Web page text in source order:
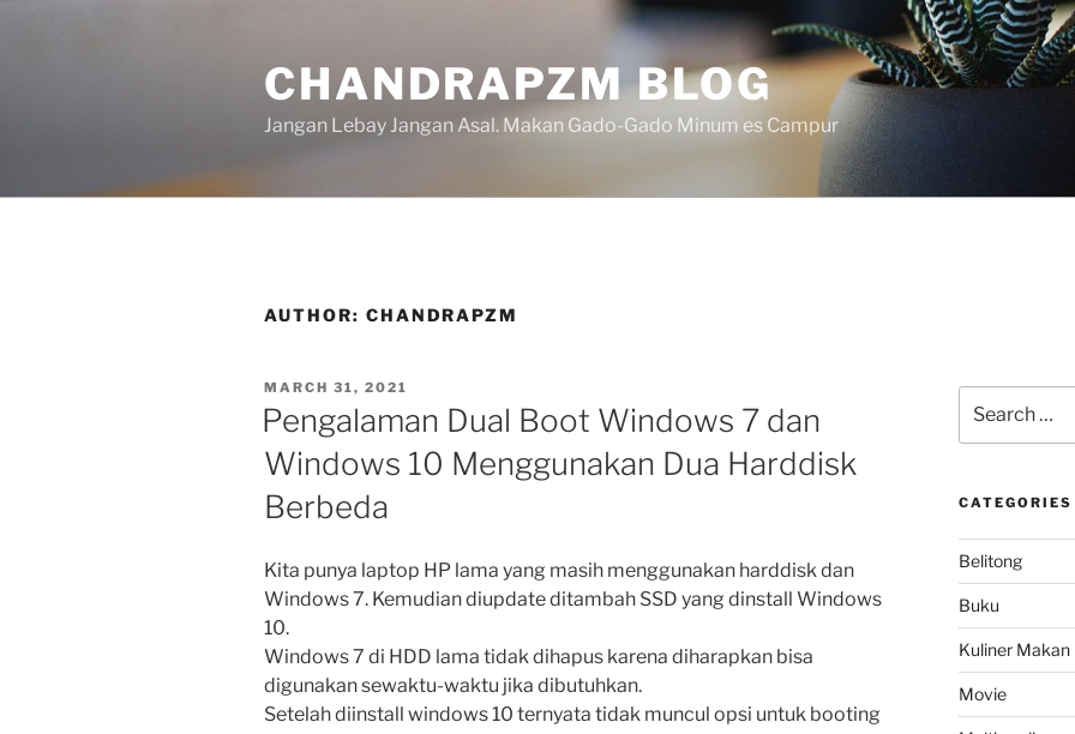
CHANDRAPZM BLOG
Jangan Lebay Jangan Asal. Makan Gado-Gado Minum es Campur
AUTHOR: CHANDRAPZM
POSTED
ON
MARCH 31, 2021
Pengalaman Dual Boot Windows 7 dan
Windows 10 Menggunakan Dua Harddisk
Berbeda
Kita punya laptop HP lama yang masih menggunakan harddisk dan
Windows 7. Kemudian diupdate ditambah SSD yang dinstall Windows
10.
Windows 7 di HDD lama tidak dihapus karena diharapkan bisa
digunakan sewaktu-waktu jika dibutuhkan.
Setelah diinstall windows 10 ternyata tidak muncul opsi untuk booting
for:
CATEGORIES
Belitong
Buku
Kuliner Makan
Movie